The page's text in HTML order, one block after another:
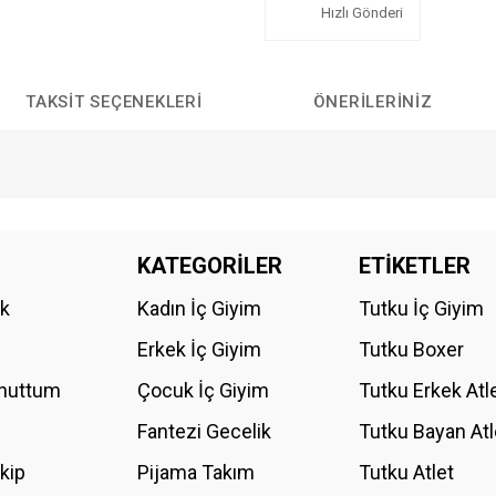
Hızlı Gönderi
TAKSIT SEÇENEKLERI ÖNERILERINIZ
Bu ürüne ilk yorumu siz yapın!
KATEGORİLER
Kadın İç Giyim
Erkek İç Giyim
Çocuk İç Giyim
Fantezi Gecelik
Pijama Takım
ETİKETLER
Tutku İç Giyim
Tutku Boxer
Tutku Erkek
Tutku Bayan
Tutku Atlet